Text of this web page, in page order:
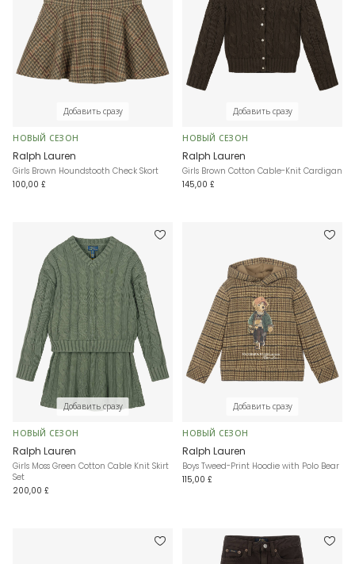
Добавить сразу
НОВЫЙ СЕЗОН
Ralph Lauren
Girls Brown Houndstooth Check Skort
100,00 £
Добавить сразу
НОВЫЙ СЕЗОН
Ralph Lauren
Girls Brown Cotton Cable-Knit Cardigan
145,00 £
Добавить сразу
НОВЫЙ СЕЗОН
Ralph Lauren
Girls Moss Green Cotton Cable Knit Skirt
Set
200,00 £
Добавить сразу
НОВЫЙ СЕЗОН
Ralph Lauren
Boys Tweed-Print Hoodie with Polo Bear
115,00 £